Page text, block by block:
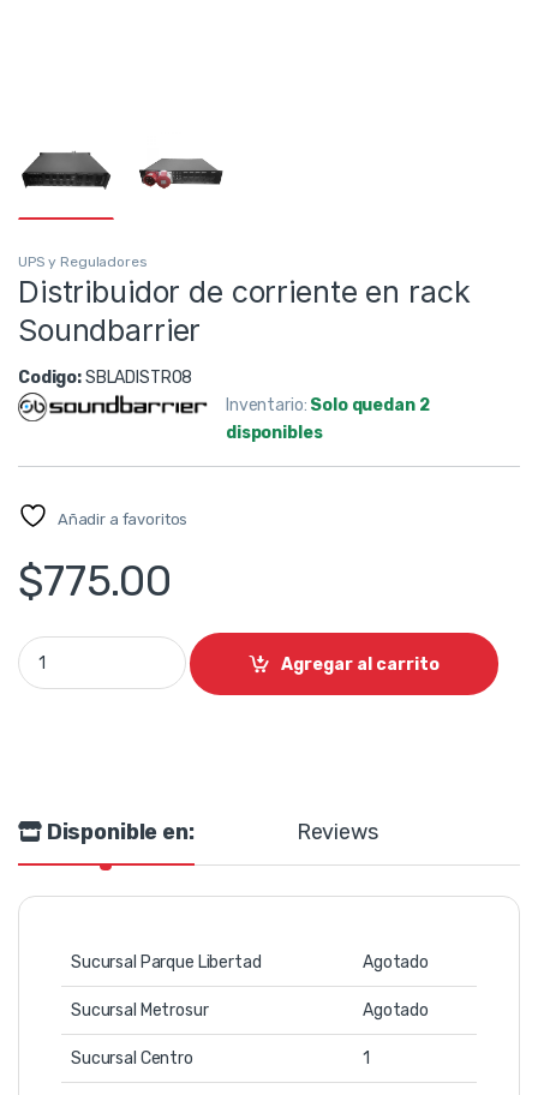
UPS y Reguladores
Distribuidor de corriente en rack
Soundbarrier
Codigo:SBLADISTRO8
Inventario: Solo quedan 2
disponibles
Añadir a favoritos
$775.00
Distribuidor de corriente en rack Soundbarrier quantity
Agregar al carrito
Disponible en: Reviews
Sucursal Parque Libertad Agotado
Sucursal Metrosur Agotado
Sucursal Centro 1